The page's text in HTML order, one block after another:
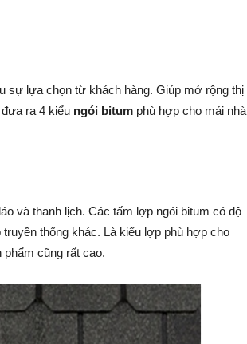
sự lựa chọn từ khách hàng. Giúp mở rộng thị
ra 4 kiểu ngói bitum phù hợp cho mái nhà
và thanh lịch. Các tấm lợp ngói bitum có độ
thống khác. Là kiểu lợp phù hợp cho
cũng rất cao.